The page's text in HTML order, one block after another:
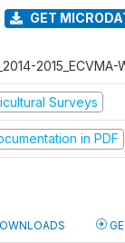
GET
2015_ECVMA-
Surveys
in PDF